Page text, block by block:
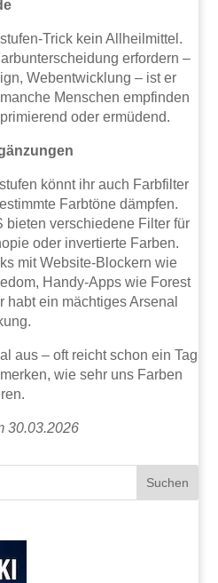
Trick kein Allheilmittel.
erfordern –
Webentwicklung – ist er
Menschen empfinden
oder ermüdend.
könnt ihr auch Farbfilter
Farbtöne dämpfen.
bieten verschiedene Filter für
oder invertierte Farben.
mit Website-Blockern wie
Handy-Apps wie Forest
habt ein mächtiges Arsenal
aus – oft reicht schon ein Tag
wie sehr uns Farben
30.03.2026